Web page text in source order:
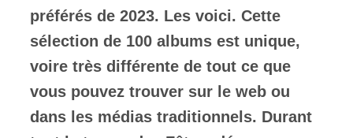
préférés de 2023. Les voici. Cette
sélection de 100 albums est unique,
voire très différente de tout ce que
vous pouvez trouver sur le web ou
dans les médias traditionnels. Durant